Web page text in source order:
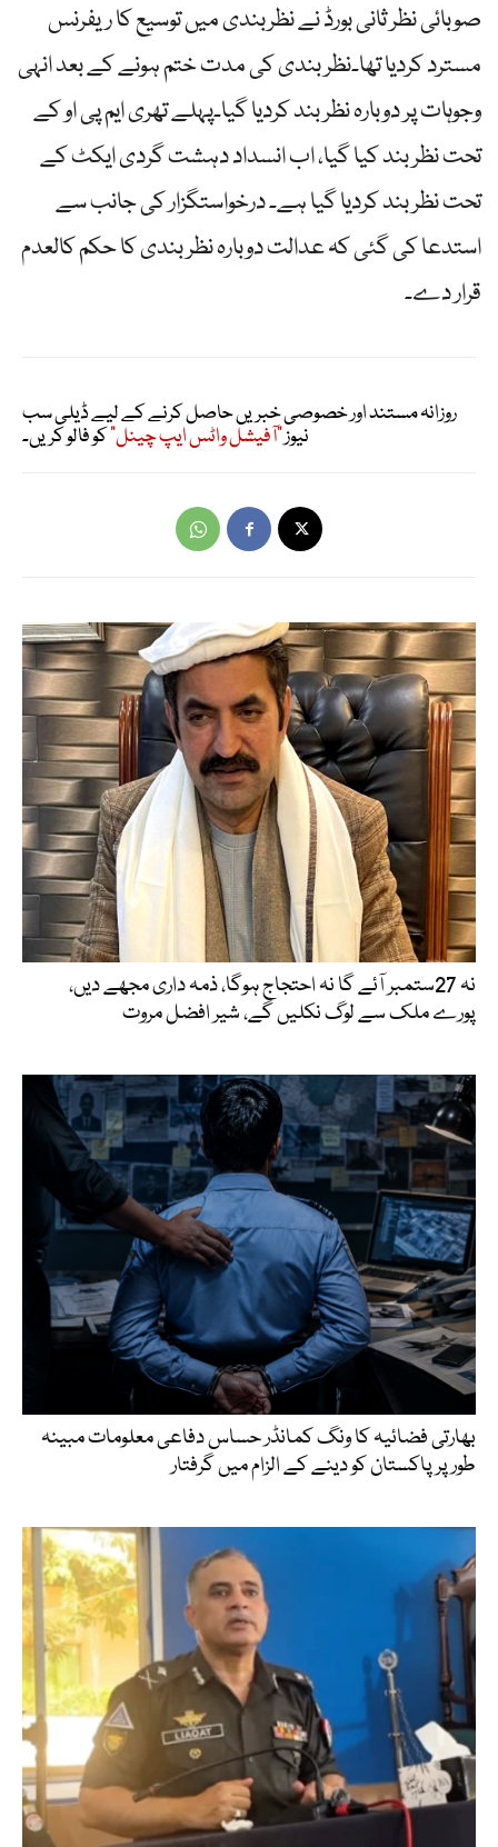
صوبائی نظر ثانی بورڈ نے نظربندی میں توسیع کا ریفرنس
مسترد کردیا تھا۔نظر بندی کی مدت ختم ہونے کے بعد انہی
وجوہات پر دوبارہ نظر بند کردیا گیا۔پہلے تھری ایم پی او کے
تحت نظر بند کیا گیا، اب انسداد دہشت گردی ایکٹ کے
تحت نظر بند کردیا گیا ہے۔ درخواستگزار کی جانب سے
استدعا کی گئی کہ عدالت دوبارہ نظر بندی کا حکم کالعدم
قرار دے۔
روزانہ مستند اور خصوصی خبریں حاصل کرنے کے لیے ڈیلی سب
نیوز"آفیشل واٹس ایپ چینل"کو فالو کریں۔
نہ 27ستمبر آئے گا نہ احتجاج ہوگا، ذمہ داری مجھے دیں،
پورے ملک سے لوگ نکلیں گے، شیر افضل مروت
بھارتی فضائیہ کا ونگ کمانڈر حساس دفاعی معلومات مبینہ
طور پر پاکستان کو دینے کے الزام میں گرفتار